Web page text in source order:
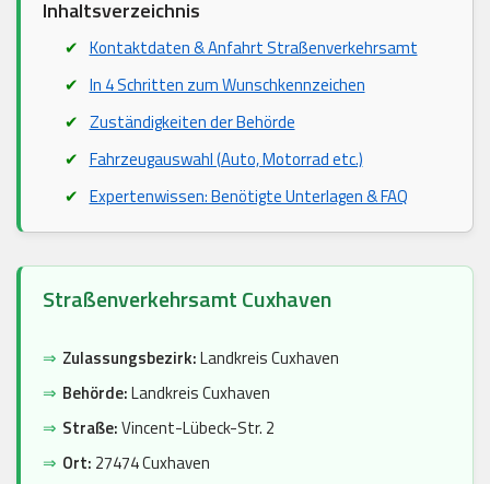
Inhaltsverzeichnis
Kontaktdaten & Anfahrt Straßenverkehrsamt
In 4 Schritten zum Wunschkennzeichen
Zuständigkeiten der Behörde
Fahrzeugauswahl (Auto, Motorrad etc.)
Expertenwissen: Benötigte Unterlagen & FAQ
Straßenverkehrsamt Cuxhaven
⇒ Zulassungsbezirk:Landkreis Cuxhaven
⇒ Behörde:Landkreis Cuxhaven
⇒ Straße:Vincent-Lübeck-Str. 2
⇒ Ort: 27474 Cuxhaven